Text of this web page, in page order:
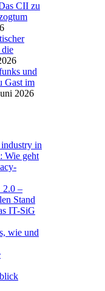
CII zu
und
Gast im
2026
in
Wie geht
2.0 –
Stand
IT-SiG
wie und